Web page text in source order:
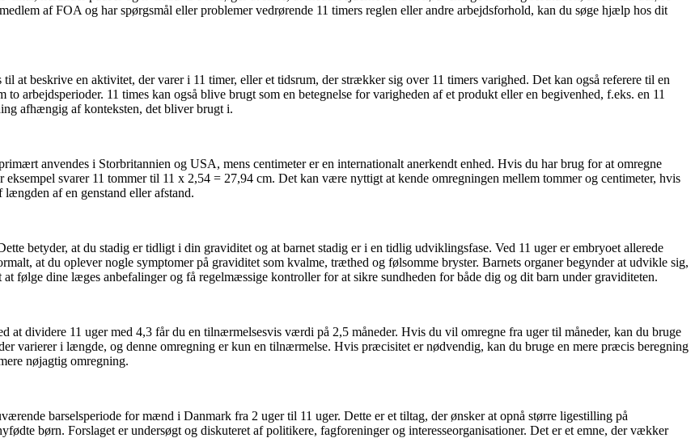
af FOA og har spørgsmål eller problemer vedrørende 11 timers reglen eller andre arbejdsforhold, kan du søge hjælp hos dit
at beskrive en aktivitet, der varer i 11 timer, eller et tidsrum, der strækker sig over 11 timers varighed. Det kan også referere til en
arbejdsperioder. 11 times kan også blive brugt som en betegnelse for varigheden af et produkt eller en begivenhed, f.eks. en 11
afhængig af konteksten, det bliver brugt i.
anvendes i Storbritannien og USA, mens centimeter er en internationalt anerkendt enhed. Hvis du har brug for at omregne
svarer 11 tommer til 11 x 2,54 = 27,94 cm. Det kan være nyttigt at kende omregningen mellem tommer og centimeter, hvis
af en genstand eller afstand.
betyder, at du stadig er tidligt i din graviditet og at barnet stadig er i en tidlig udviklingsfase. Ved 11 uger er embryoet allerede
at du oplever nogle symptomer på graviditet som kvalme, træthed og følsomme bryster. Barnets organer begynder at udvikle sig,
følge dine læges anbefalinger og få regelmæssige kontroller for at sikre sundheden for både dig og dit barn under graviditeten.
at dividere 11 uger med 4,3 får du en tilnærmelsesvis værdi på 2,5 måneder. Hvis du vil omregne fra uger til måneder, kan du bruge
varierer i længde, og denne omregning er kun en tilnærmelse. Hvis præcisitet er nødvendig, kan du bruge en mere præcis beregning
nøjagtig omregning.
barselsperiode for mænd i Danmark fra 2 uger til 11 uger. Dette er et tiltag, der ønsker at opnå større ligestilling på
børn. Forslaget er undersøgt og diskuteret af politikere, fagforeninger og interesseorganisationer. Det er et emne, der vækker